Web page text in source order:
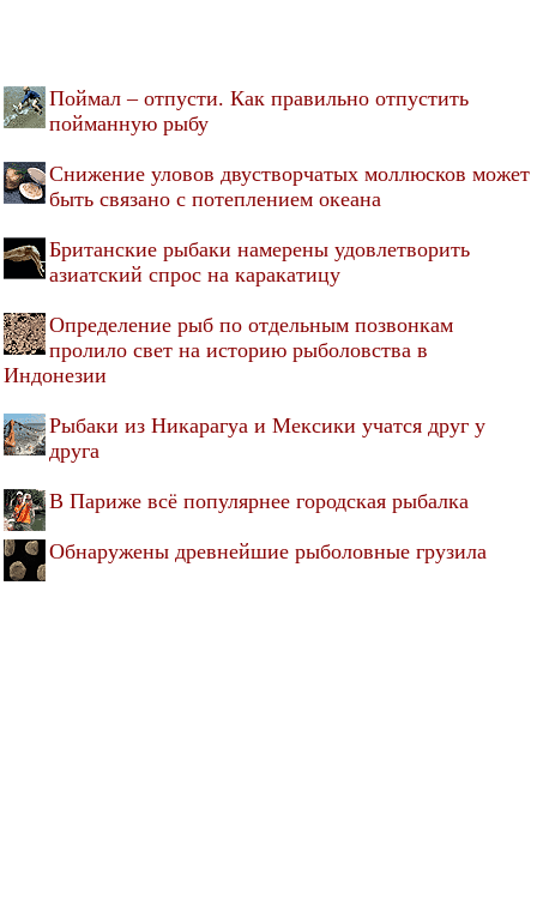
Поймал – отпусти. Как правильно отпустить
пойманную рыбу
Снижение уловов двустворчатых моллюсков может
быть связано с потеплением океана
Британские рыбаки намерены удовлетворить
азиатский спрос на каракатицу
Определение рыб по отдельным позвонкам
пролило свет на историю рыболовства в
Индонезии
Рыбаки из Никарагуа и Мексики учатся друг у
друга
В Париже всё популярнее городская рыбалка
Обнаружены древнейшие рыболовные грузила